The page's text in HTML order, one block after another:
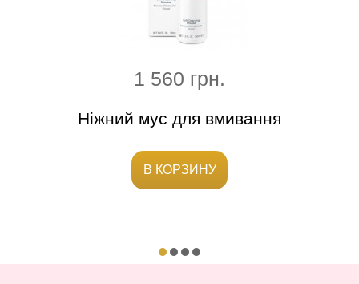
1 560 грн.
Ніжний мус для вмивання
В КОРЗИНУ